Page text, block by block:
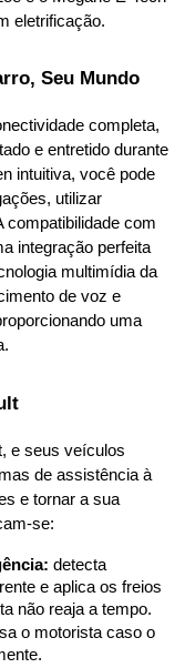
eletrificação.
Seu Mundo
completa,
e entretido durante
intuitiva, você pode
utilizar
compatibilidade com
integração perfeita
multimídia da
de voz e
uma
e seus veículos
de assistência à
e tornar a sua
se:
detecta
e aplica os freios
não reaja a tempo.
o motorista caso o